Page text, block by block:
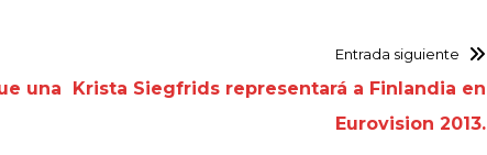
una
Entrada siguiente
Krista Siegfrids representará a Finlandia en
Eurovision 2013.